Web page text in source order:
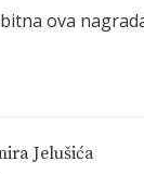
ova
Jelušića